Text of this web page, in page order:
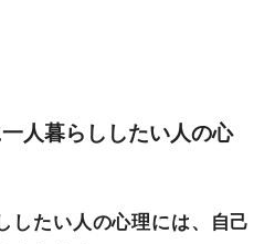
人暮らししたい人の心
したい人の心理には、自己